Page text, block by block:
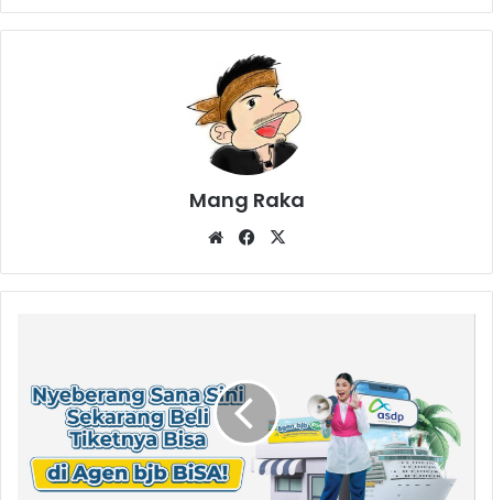
Mang Raka
WebsiteFacebook
Kapal
Dapat
Melalui